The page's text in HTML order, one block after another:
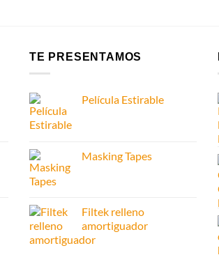
TE PRESENTAMOS
Película Estirable
Masking Tapes
Filtek relleno
amortiguador